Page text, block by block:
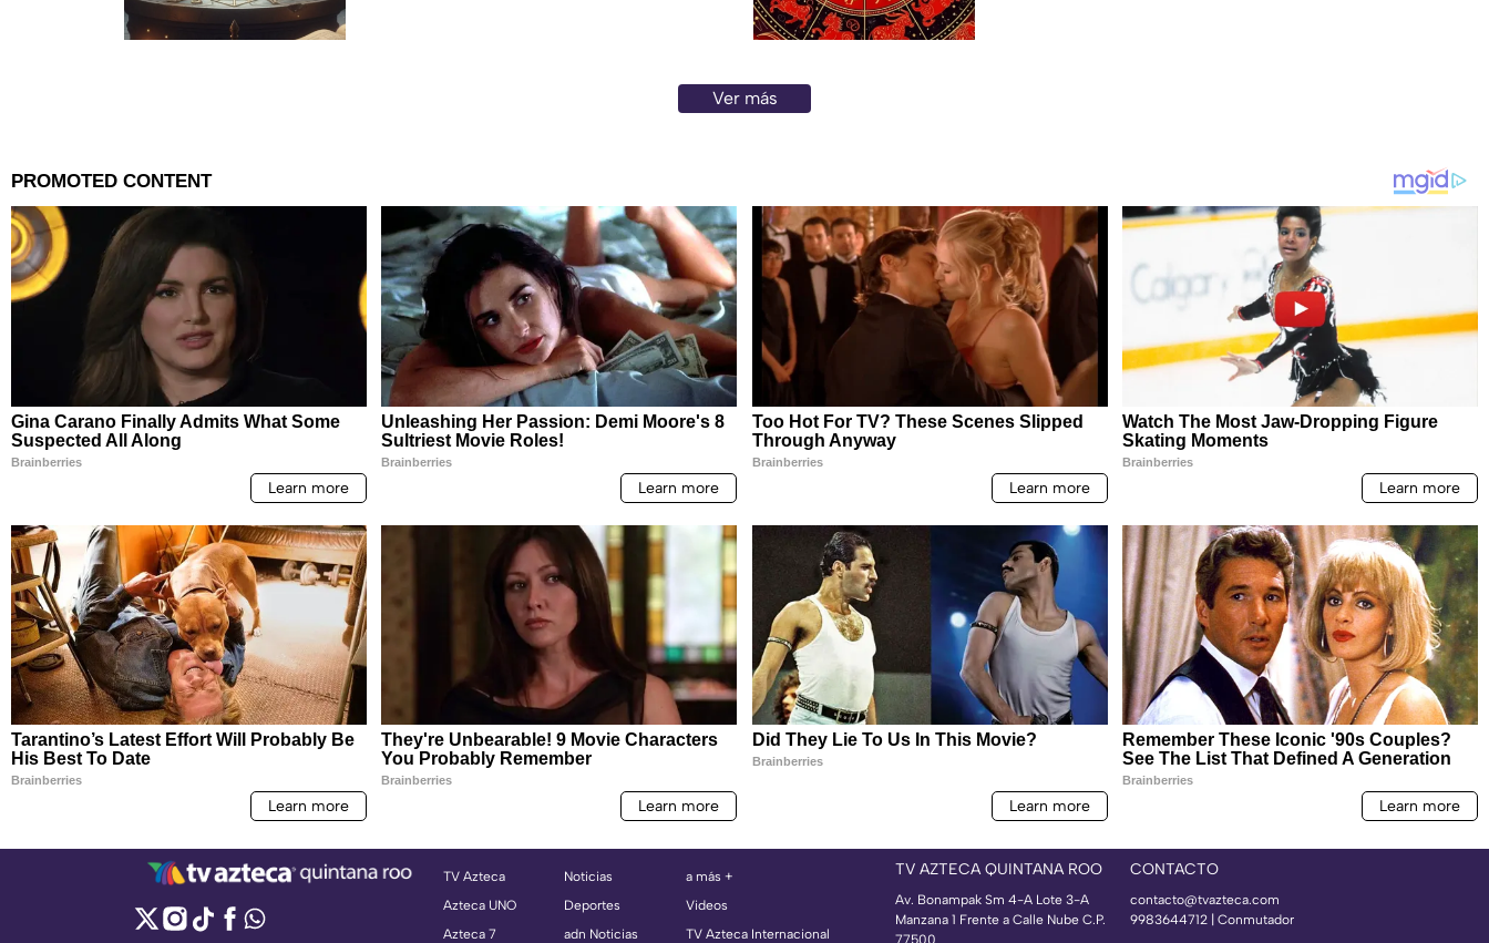
Ver más
TV Azteca
Azteca UNO
Azteca 7
Noticias
Deportes
adn Noticias
a más +
Videos
TV Azteca Internacional
TV AZTECA QUINTANA ROO
Av. Bonampak Sm 4-A Lote 3-A
Manzana 1 Frente a Calle Nube C.P.
CONTACTO
contacto@tvazteca.com
9983644712 | Conmutador